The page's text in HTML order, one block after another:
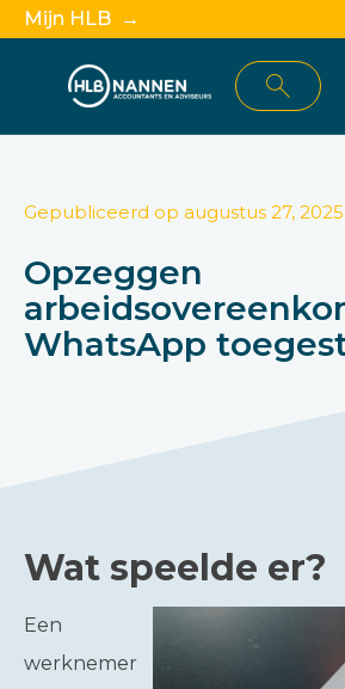
Mijn HLB →
Gepubliceerd op augustus 27, 2025
Opzeggen
WhatsApp
Wat speelde er?
Een
werknemer